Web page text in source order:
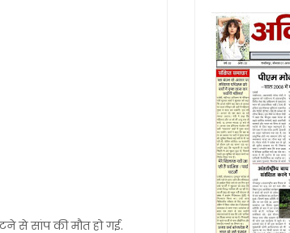
से सांप की मौत हो गई.